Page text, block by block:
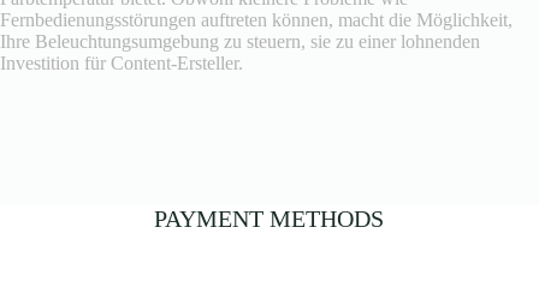
Fernbedienungsstörungen auftreten können, macht die Möglichkeit,
Ihre Beleuchtungsumgebung zu steuern, sie zu einer lohnenden
Investition für Content-Ersteller.
PAYMENT METHODS